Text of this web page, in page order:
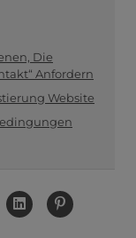
Die
Anfordern
Website